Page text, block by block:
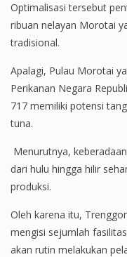
Optimalisasi tersebut
ribuan nelayan Morotai
tradisional.
Apalagi, Pulau Morotai
Perikanan Negara
717 memiliki potensi
tuna.
Menurutnya,
dari hulu hingga hilir
produksi.
Oleh karena itu,
mengisi sejumlah
akan rutin melakukan